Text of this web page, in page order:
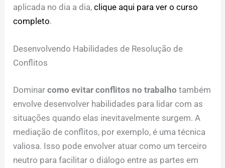
aplicada no dia a dia,clique aqui para ver o curso
completo.
Desenvolvendo Habilidades de Resolução de
Conflitos
Dominarcomo evitar conflitos no trabalho também
envolve desenvolver habilidades para lidar com as
situações quando elas inevitavelmente surgem. A
mediação de conflitos, por exemplo, é uma técnica
valiosa. Isso pode envolver atuar como um terceiro
neutro para facilitar o diálogo entre as partes em